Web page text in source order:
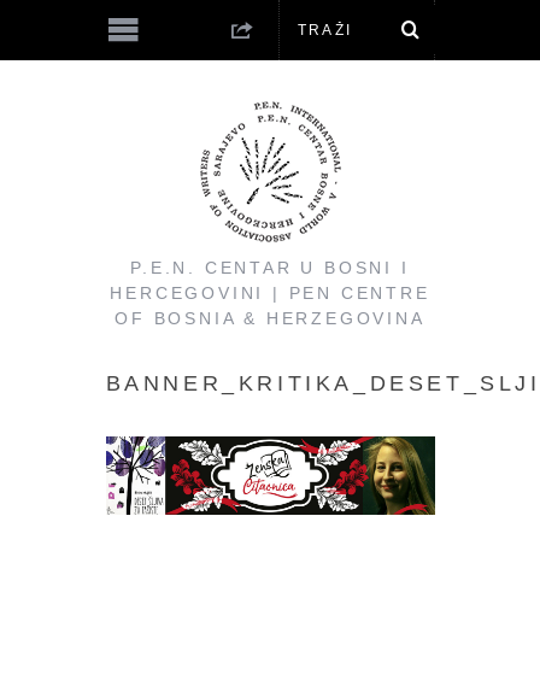
P.E.N. CENTAR U BOSNI I
HERCEGOVINI | PEN CENTRE
OF BOSNIA & HERZEGOVINA